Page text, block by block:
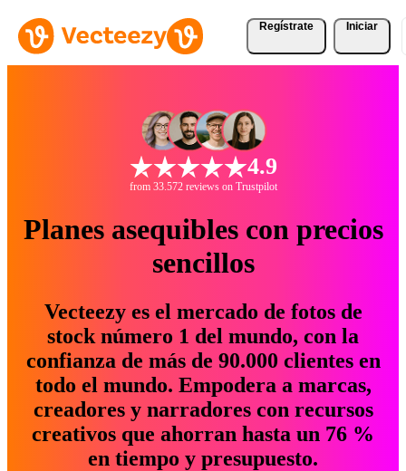
Regístrate Iniciar
4.9
from 33.572 reviews on Trustpilot
Planes asequibles con precios
sencillos
Vecteezy es el mercado de fotos de
stock número 1 del mundo, con la
confianza de más de 90.000 clientes en
todo el mundo. Empodera a marcas,
creadores y narradores con recursos
creativos que ahorran hasta un 76 %
en tiempo y presupuesto.